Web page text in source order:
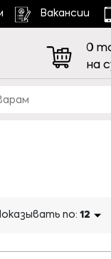
Вакансии
0
на
по: 12